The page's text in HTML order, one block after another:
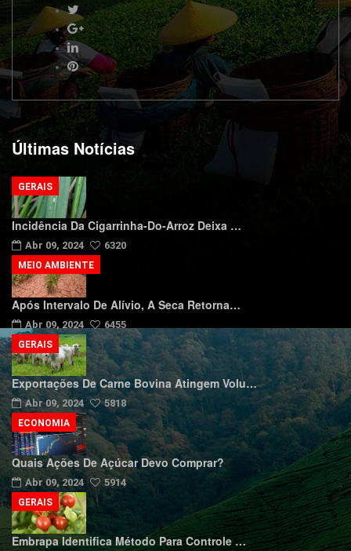
Últimas Notícias
Incidência Da Cigarrinha-Do-Arroz Deixa …
Abr 09, 2024 6320
GERAIS
Após Intervalo De Alívio, A Seca Retorna…
Abr 09, 2024 6455
MEIO AMBIENTE
Exportações De Carne Bovina Atingem Volu…
Abr 09, 2024 5818
GERAIS
Quais Ações De Açúcar Devo Comprar?
Abr 09, 2024 5914
ECONOMIA
Embrapa Identifica Método Para Controle …
GERAIS